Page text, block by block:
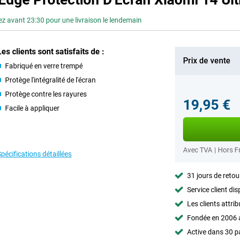
avant 23:30 pour une livraison le lendemain
clients sont satisfaits de :
Fabriqué en verre trempé
Protège l'intégralité de l'écran
Protège contre les rayures
Facile à appliquer
détaillées
Prix de vente
19,95 €
Avec TVA | Hors
31 jours de
Service client
Les clients
Fondée en 2006
Active dans 30